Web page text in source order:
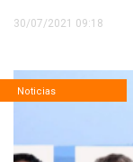
30/07/2021 09:18
Noticias